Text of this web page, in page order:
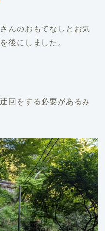
んのおもてなしとお気
後にしました。
回をする必要があるみ